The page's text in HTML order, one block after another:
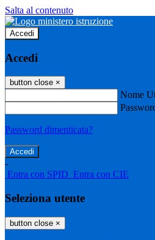
Salta al contenuto
Accedi
Accedi
button close ×
Nome
Password dimenticata?
-
Entra con SPID Entra con CIE
Seleziona utente
button close ×